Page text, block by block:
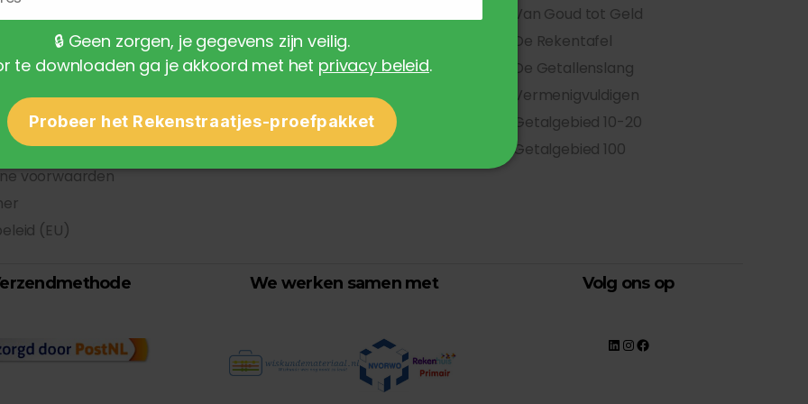
beleid
voorwaarden
(EU)
Bestellingen
Rekenwinkel
Van Goud tot Geld
De Rekentafel
De Getallenslang
Vermenigvuldigen
Getalgebied 10-20
Getalgebied 100
We werken samen met Volg ons op
LinkedIn Saskia van den HoutInstagram
Facebook
🔒 Geen zorgen, je gegevens zijn veilig.
te downloaden ga je akkoord met het privacy beleid.
Probeer het Rekenstraatjes-proefpakket